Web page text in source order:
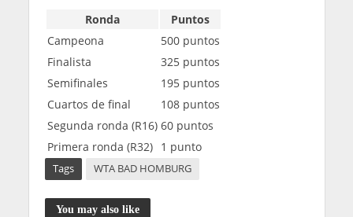
Ronda
Puntos
Campeona
500 puntos
Finalista
325 puntos
Semifinales
195 puntos
Cuartos de final
108 puntos
Segunda ronda (R16) 60 puntos
Primera ronda (R32)
1 punto
Tags WTA BAD HOMBURG
You may also like